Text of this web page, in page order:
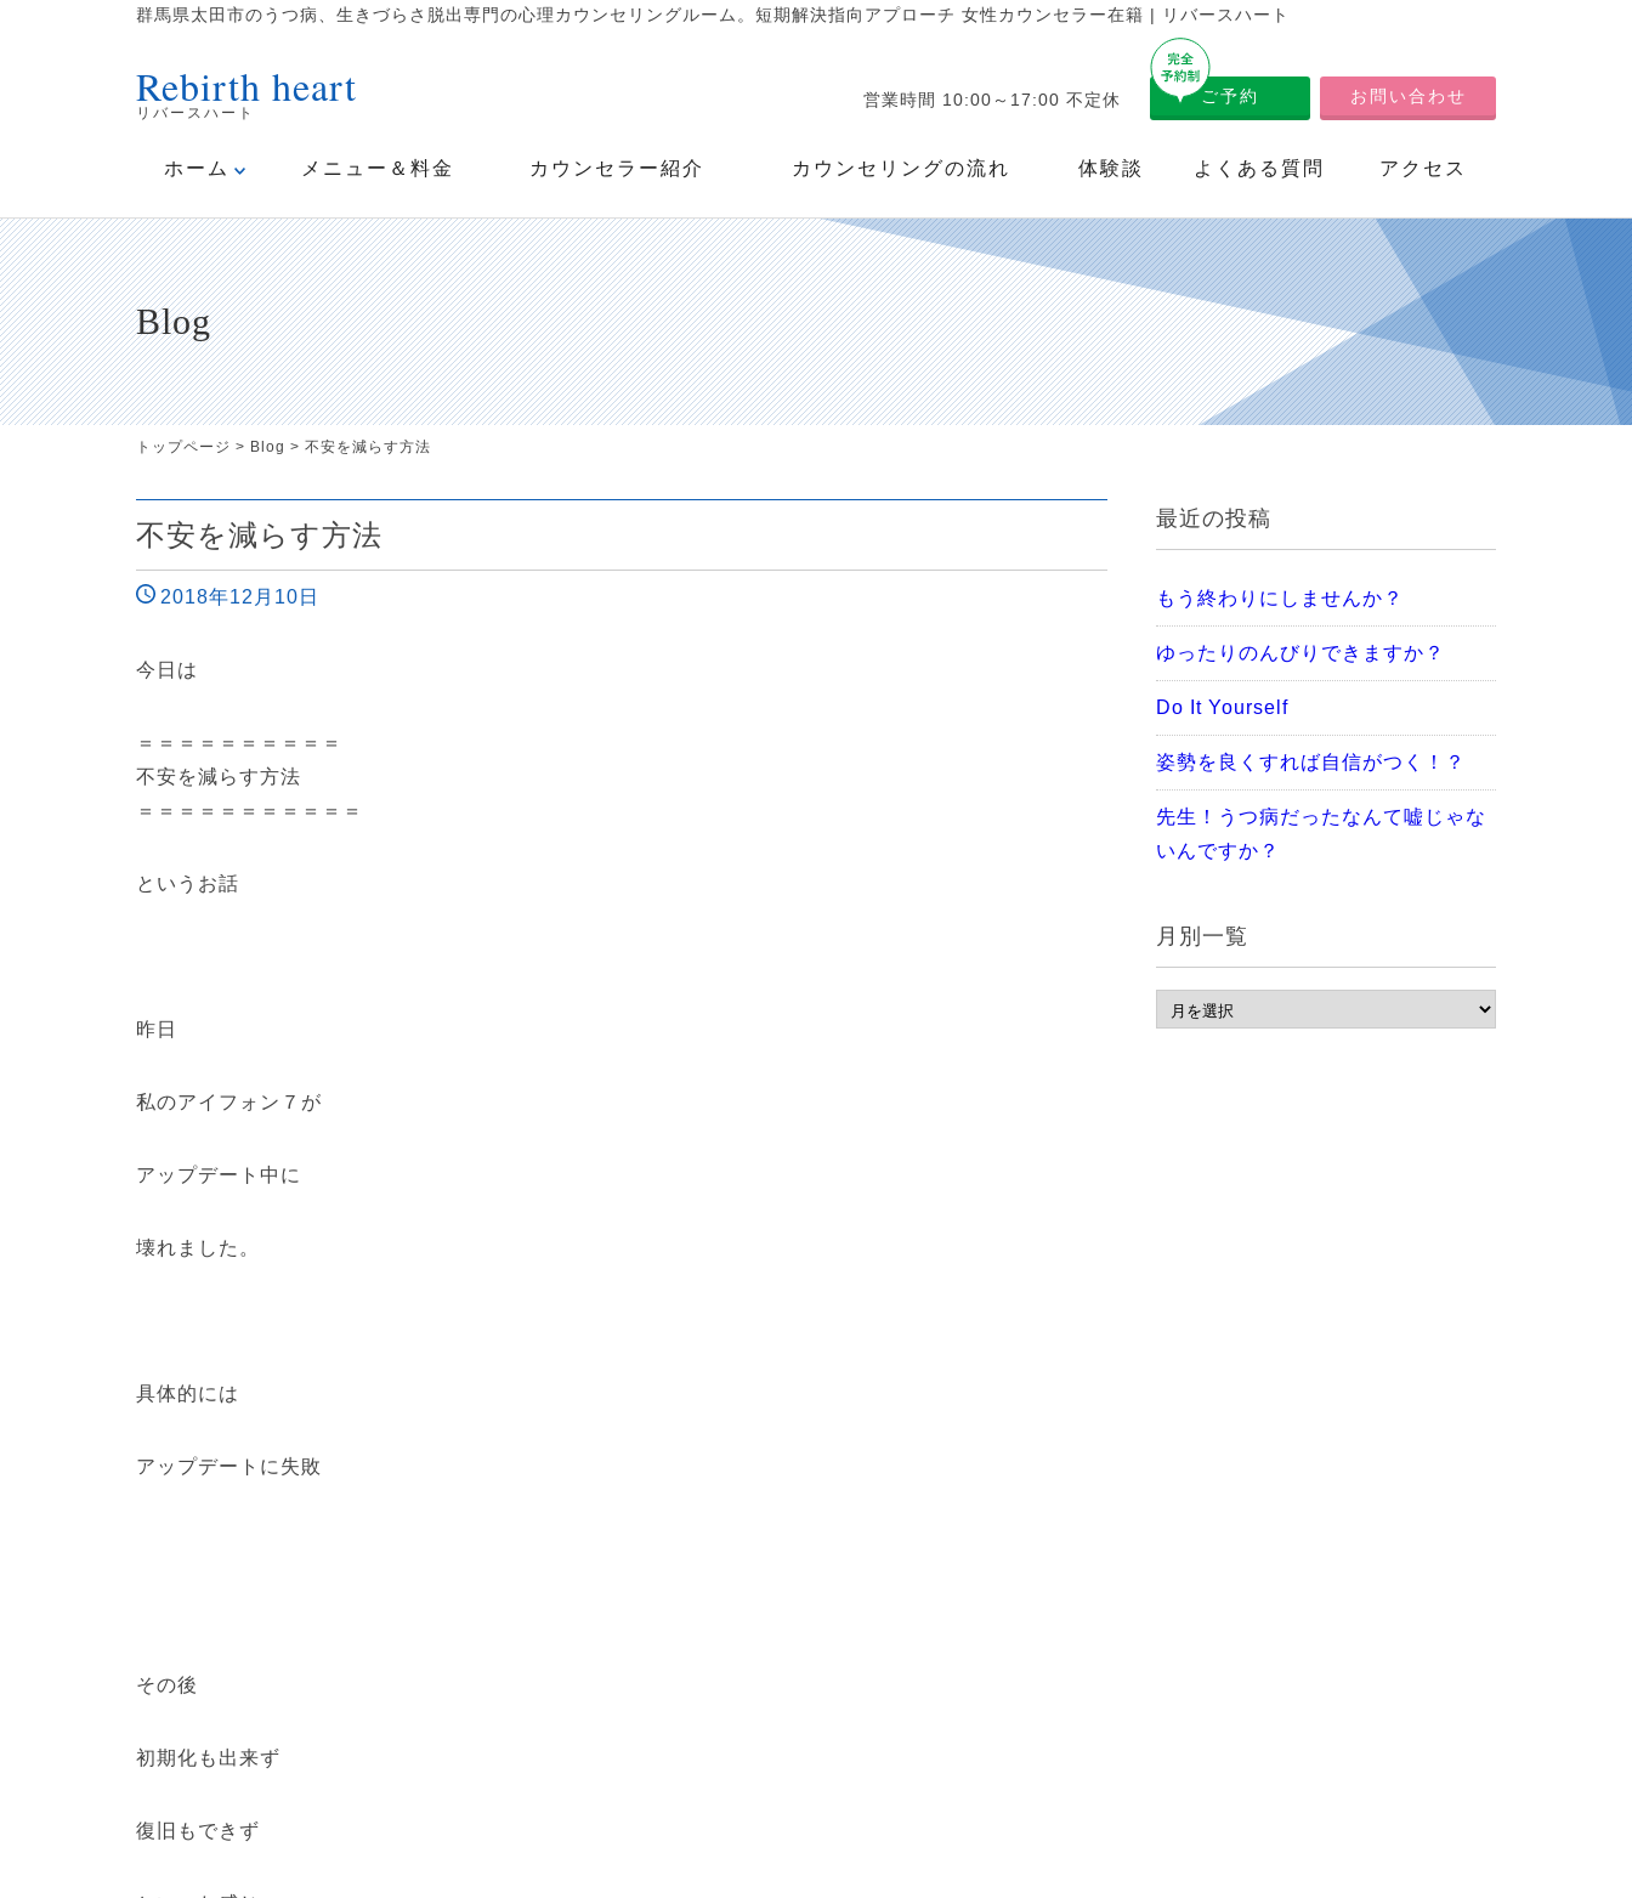
群馬県太田市のうつ病、生きづらさ脱出専門の心理カウンセリングルーム。短期解決指向アプローチ 女性カウンセラー在籍 | リバースハート
Rebirth heart
リバースハート
ご予約 お問い合わせ
営業時間 10:00～17:00 不定休
ホーム メニュー＆料金 カウンセラー紹介 カウンセリングの流れ 体験談 よくある質問 アクセス
Blog
トップページ > Blog > 不安を減らす方法
不安を減らす方法
2018年12月10日
今日は
＝＝＝＝＝＝＝＝＝＝
不安を減らす方法
＝＝＝＝＝＝＝＝＝＝＝
というお話
昨日
私のアイフォン７が
アップデート中に
壊れました。
具体的には
アップデートに失敗
その後
初期化も出来ず
復旧もできず
最近の投稿
もう終わりにしませんか？
ゆったりのんびりできますか？
Do It Yourself
姿勢を良くすれば自信がつく！？
先生！うつ病だったなんて嘘じゃな
いんですか？
月別一覧